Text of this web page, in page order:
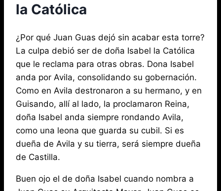
la Católica
¿Por qué Juan Guas dejó sin acabar esta torre?
La culpa debió ser de doña Isabel la Católica
que le reclama para otras obras. Dona Isabel
anda por Avila, consolidando su gobernación.
Como en Avila destronaron a su hermano, y en
Guisando, allí al lado, la proclamaron Reina,
doña Isabel anda siempre rondando Avila,
como una leona que guarda su cubil. Si es
dueña de Avila y su tierra, será siempre dueña
de Castilla.
Buen ojo el de doña Isabel cuando nombra a